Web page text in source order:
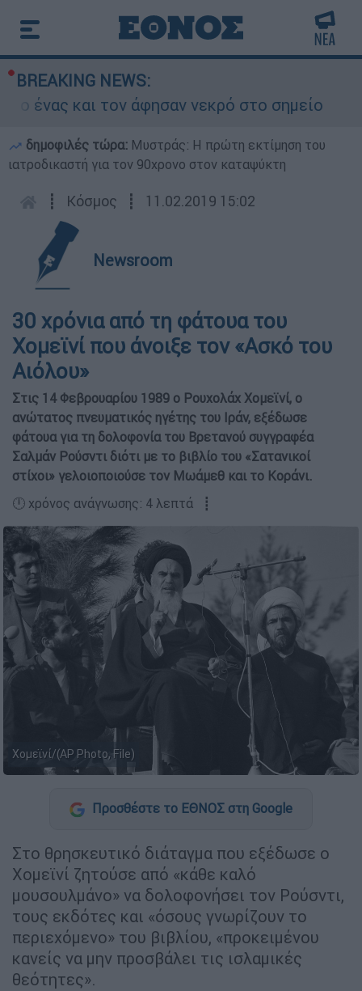
BREAKING NEWS:
και τον άφησαν νεκρό στο σημείο
δημοφιλές τώρα: Μυστράς: Η πρώτη εκτίμηση του
ιατροδικαστή για τον 90χρονο στον καταψύκτη
┋ Κόσμος ┋ 11.02.2019 15:02
Newsroom
30 χρόνια από τη φάτουα του
Χομεϊνί που άνοιξε τον «Ασκό του
Αιόλου»
Στις 14 Φεβρουαρίου 1989 ο Ρουχολάχ Χομεϊνί, ο
ανώτατος πνευματικός ηγέτης του Ιράν, εξέδωσε
φάτουα για τη δολοφονία του Βρετανού συγγραφέα
Σαλμάν Ρούσντι διότι με το βιβλίο του «Σατανικοί
στίχοι» γελοιοποιούσε τον Μωάμεθ και το Κοράνι.
🕛 χρόνος ανάγνωσης: 4 λεπτά ┋
Χομεϊνί/(AP Photo, File)
Προσθέστε το ΕΘΝΟΣ στη Google
Στο θρησκευτικό διάταγμα που εξέδωσε ο
Χομεϊνί ζητούσε από «κάθε καλό
μουσουλμάνο» να δολοφονήσει τον Ρούσντι,
τους εκδότες και «όσους γνωρίζουν το
περιεχόμενο» του βιβλίου, «προκειμένου
κανείς να μην προσβάλει τις ισλαμικές
θεότητες».